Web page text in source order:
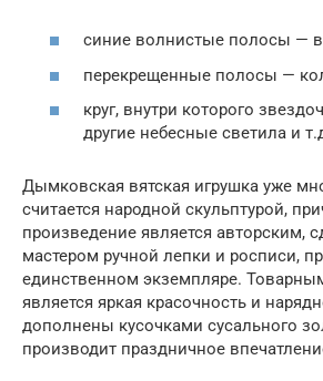
синие волнистые полосы —
перекрещенные полосы —
круг, внутри которого
другие небесные светила и
Дымковская вятская игрушка уже
считается народной скульптурой,
произведение является авторским,
мастером ручной лепки и росписи,
единственном экземпляре.
является яркая красочность и
дополнены кусочками сусального
производит праздничное